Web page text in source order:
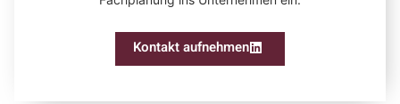
Kontakt aufnehmen